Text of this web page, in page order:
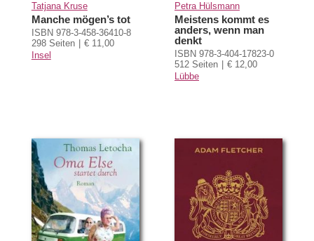
Tatjana Kruse
Manche mögen’s tot
ISBN 978-3-458-36410-8
298 Seiten
€ 11,00
Insel
Petra Hülsmann
Meistens kommt es
anders, wenn man
denkt
ISBN 978-3-404-17823-0
512 Seiten
€ 12,00
Lübbe